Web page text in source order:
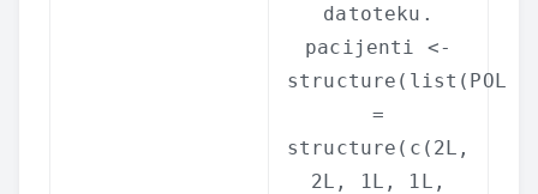
datoteku.
pacijenti <-
structure ( list (POL
=
structure ( c (2L,
2L, 1L, 1L,